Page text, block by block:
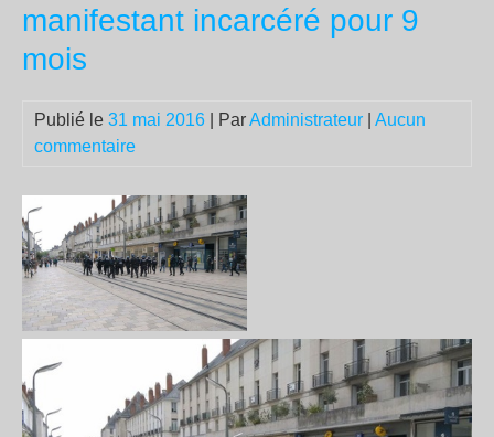
manifestant incarcéré pour 9
mois
Publié le 31 mai 2016 | ParAdministrateur
Aucun
commentaire